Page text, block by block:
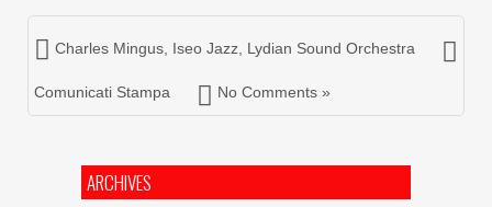
Charles Mingus Iseo Jazz Lydian Sound Orchestra
Comunicati Stampa No Comments »
ARCHIVES